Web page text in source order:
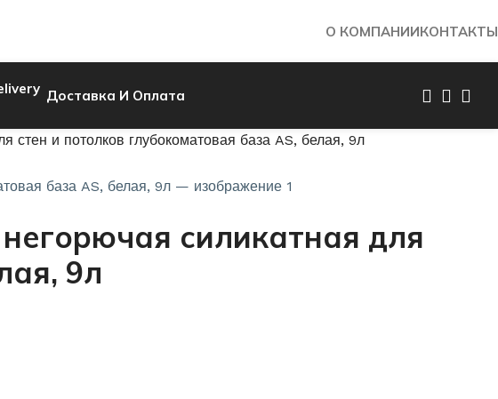
О КОМПАНИИКОНТАКТЫ
Доставка И Оплата
стен и потолков глубокоматовая база AS, белая, 9л
негорючая силикатная для
9л